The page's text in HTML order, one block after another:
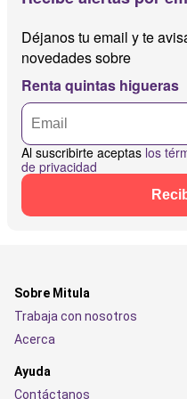
Déjanos tu email y te
novedades sobre
Renta quintas higueras
Al suscribirte aceptas los
de privacidad
Sobre Mitula
Trabaja con nosotros
Acerca
Ayuda
Contáctanos